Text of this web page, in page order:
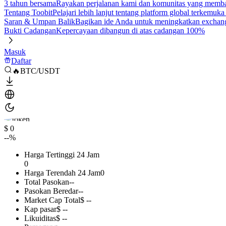
3 tahun bersamaRayakan perjalanan kami dan komunitas yang
Tentang ToobitPelajari lebih lanjut tentang platform global terkemuka
Saran & Umpan BalikBagikan ide Anda untuk meningkatkan
Bukti CadanganKepercayaan dibangun di atas cadangan 100%
Masuk
Daftar
🔥BTC/USDT
$ 0
--%
Harga Tertinggi 24 Jam
0
Harga Terendah 24 Jam0
Total Pasokan--
Pasokan Beredar--
Market Cap Total$ --
Kap pasar$ --
Likuiditas$ --